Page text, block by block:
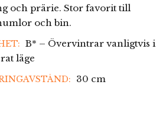
och prärie. Stor favorit till
och bin.
B* – Övervintrar vanligtvis i
läge
30 cm